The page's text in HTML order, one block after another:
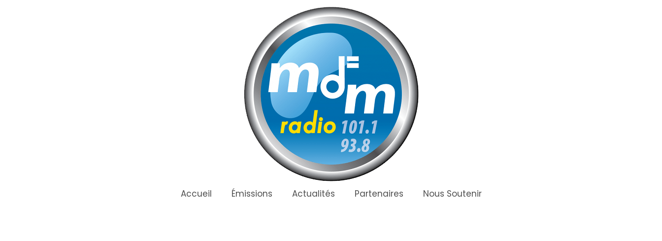
Accueil Émissions Actualités Partenaires Nous Soutenir